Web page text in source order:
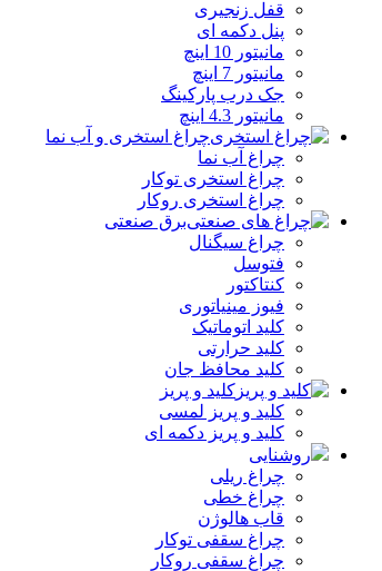
قفل زنجیری
پنل دکمه‌ ای
مانیتور 10 اینچ
مانیتور 7 اینچ
جک درب پارکینگ
مانیتور 4.3 اینچ
چراغ استخری و آب نما
چراغ آب نما
چراغ استخری توکار
چراغ استخری روکار
برق صنعتی
چراغ سیگنال
فتوسل
کنتاکتور
فیوز مینیاتوری
کلید اتوماتیک
کلید حرارتی
کلید محافظ جان
کلید و پریز
کلید و پریز لمسی
کلید و پریز دکمه‌ ای
روشنایی
چراغ ریلی
چراغ خطی
قاب هالوژن
چراغ سقفی توکار
چراغ سقفی روکار